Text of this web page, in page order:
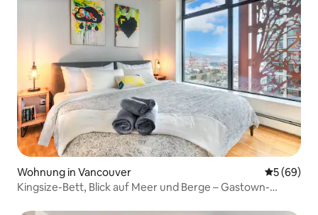
Wohnung in Vancouver
5 (69)
Kingsize-Bett, Blick auf Meer und Berge – Gastown-